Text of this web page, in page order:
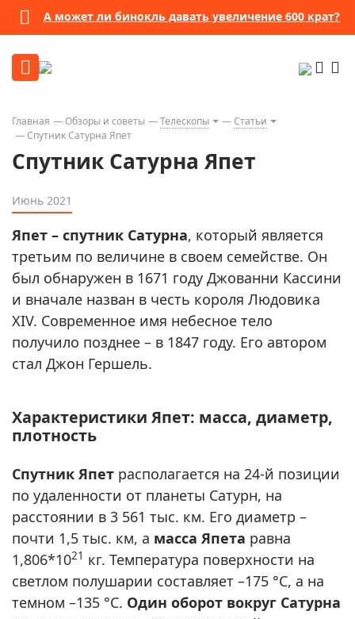
А может ли бинокль давать увеличение 600 крат?
Главная Обзоры и советы Телескопы
Статьи
Спутник Сатурна Япет
Спутник Сатурна Япет
Июнь 2021
Япет – спутник Сатурна, который является
третьим по величине в своем семействе. Он
был обнаружен в 1671 году Джованни Кассини
и вначале назван в честь короля Людовика
XIV. Современное имя небесное тело
получило позднее – в 1847 году. Его автором
стал Джон Гершель.
Характеристики Япет: масса, диаметр,
плотность
Спутник Япет располагается на 24-й позиции
по удаленности от планеты Сатурн, на
расстоянии в 3 561 тыс. км. Его диаметр –
почти 1,5 тыс. км, а масса Япета равна
1,806*1021 кг. Температура поверхности на
светлом полушарии составляет –175 °С, а на
темном –135 °С. Один оборот вокруг Сатурна